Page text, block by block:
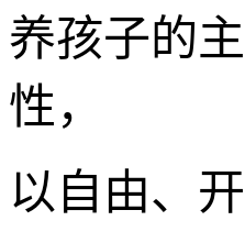
养孩子的
性，
以自由、